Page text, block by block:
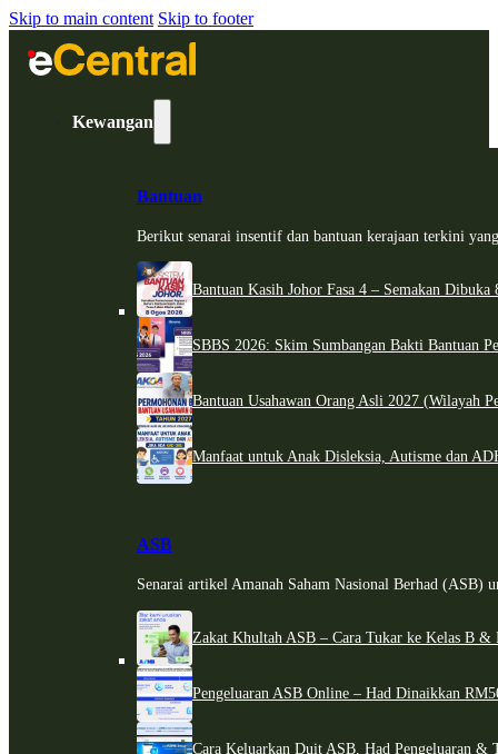
Skip to main content Skip to footer
Kewangan
Bantuan
Berikut senarai insentif dan bantuan kerajaan terkini
Bantuan Kasih Johor Fasa 4 – Semakan
SBBS 2026: Skim Sumbangan Bakti Bantuan
Bantuan Usahawan Orang Asli 2027 (Wilayah
Manfaat untuk Anak Disleksia, Autisme dan
ASB
Senarai artikel Amanah Saham Nasional Berhad (ASB)
Zakat Khultah ASB – Cara Tukar ke Kelas B &
Pengeluaran ASB Online – Had Dinaikkan
Cara Keluarkan Duit ASB, Had Pengeluaran &